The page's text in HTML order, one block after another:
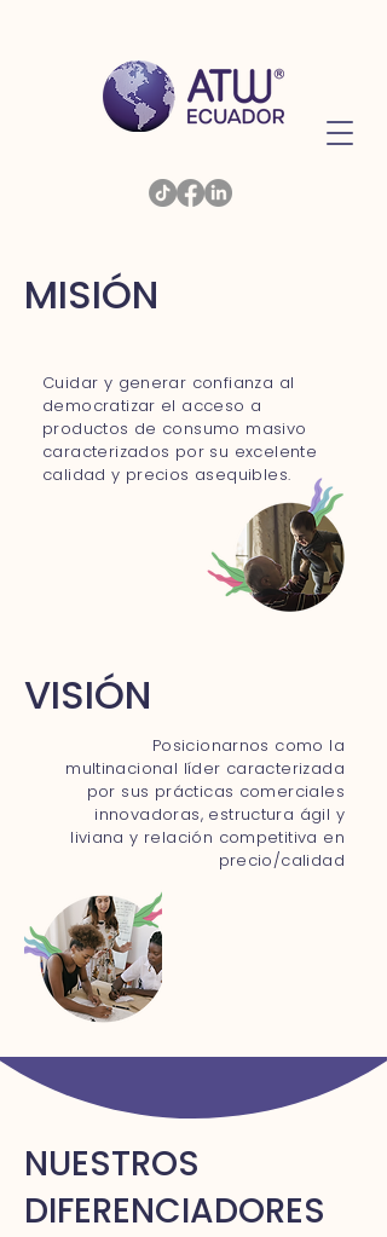
MISIÓN
Cuidar y generar confianza al
democratizar el acceso a
productos de consumo masivo
caracterizados por su excelente
calidad y precios asequibles.
VISIÓN
Posicionarnos como la
multinacional líder caracterizada
por sus prácticas comerciales
innovadoras, estructura ágil y
liviana y relación competitiva en
precio/calidad
NUESTROS
DIFERENCIADORES